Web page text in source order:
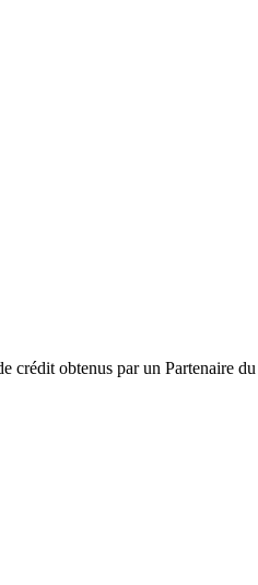
crédit obtenus par un Partenaire